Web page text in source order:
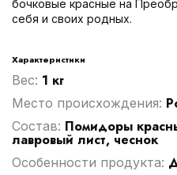
бочковые красные на
себя и своих родных.
Характеристики
Вес: 1 кг
Место происхождения:
Cостав: Помидоры
лавровый лист, чеснок
Особенности продукта: